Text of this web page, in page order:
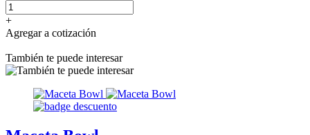
+
Agregar a cotización
También te puede interesar